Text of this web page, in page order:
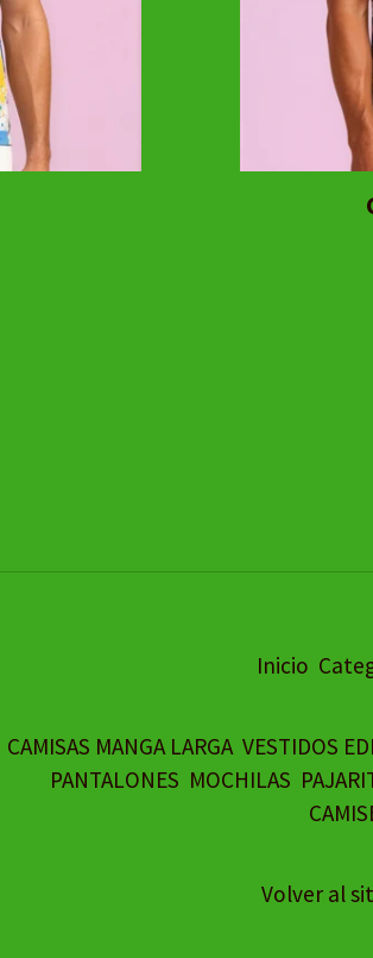
Inicio
CAMISAS MANGA LARGA VESTIDOS
PANTALONES MOCHILAS
Volver al